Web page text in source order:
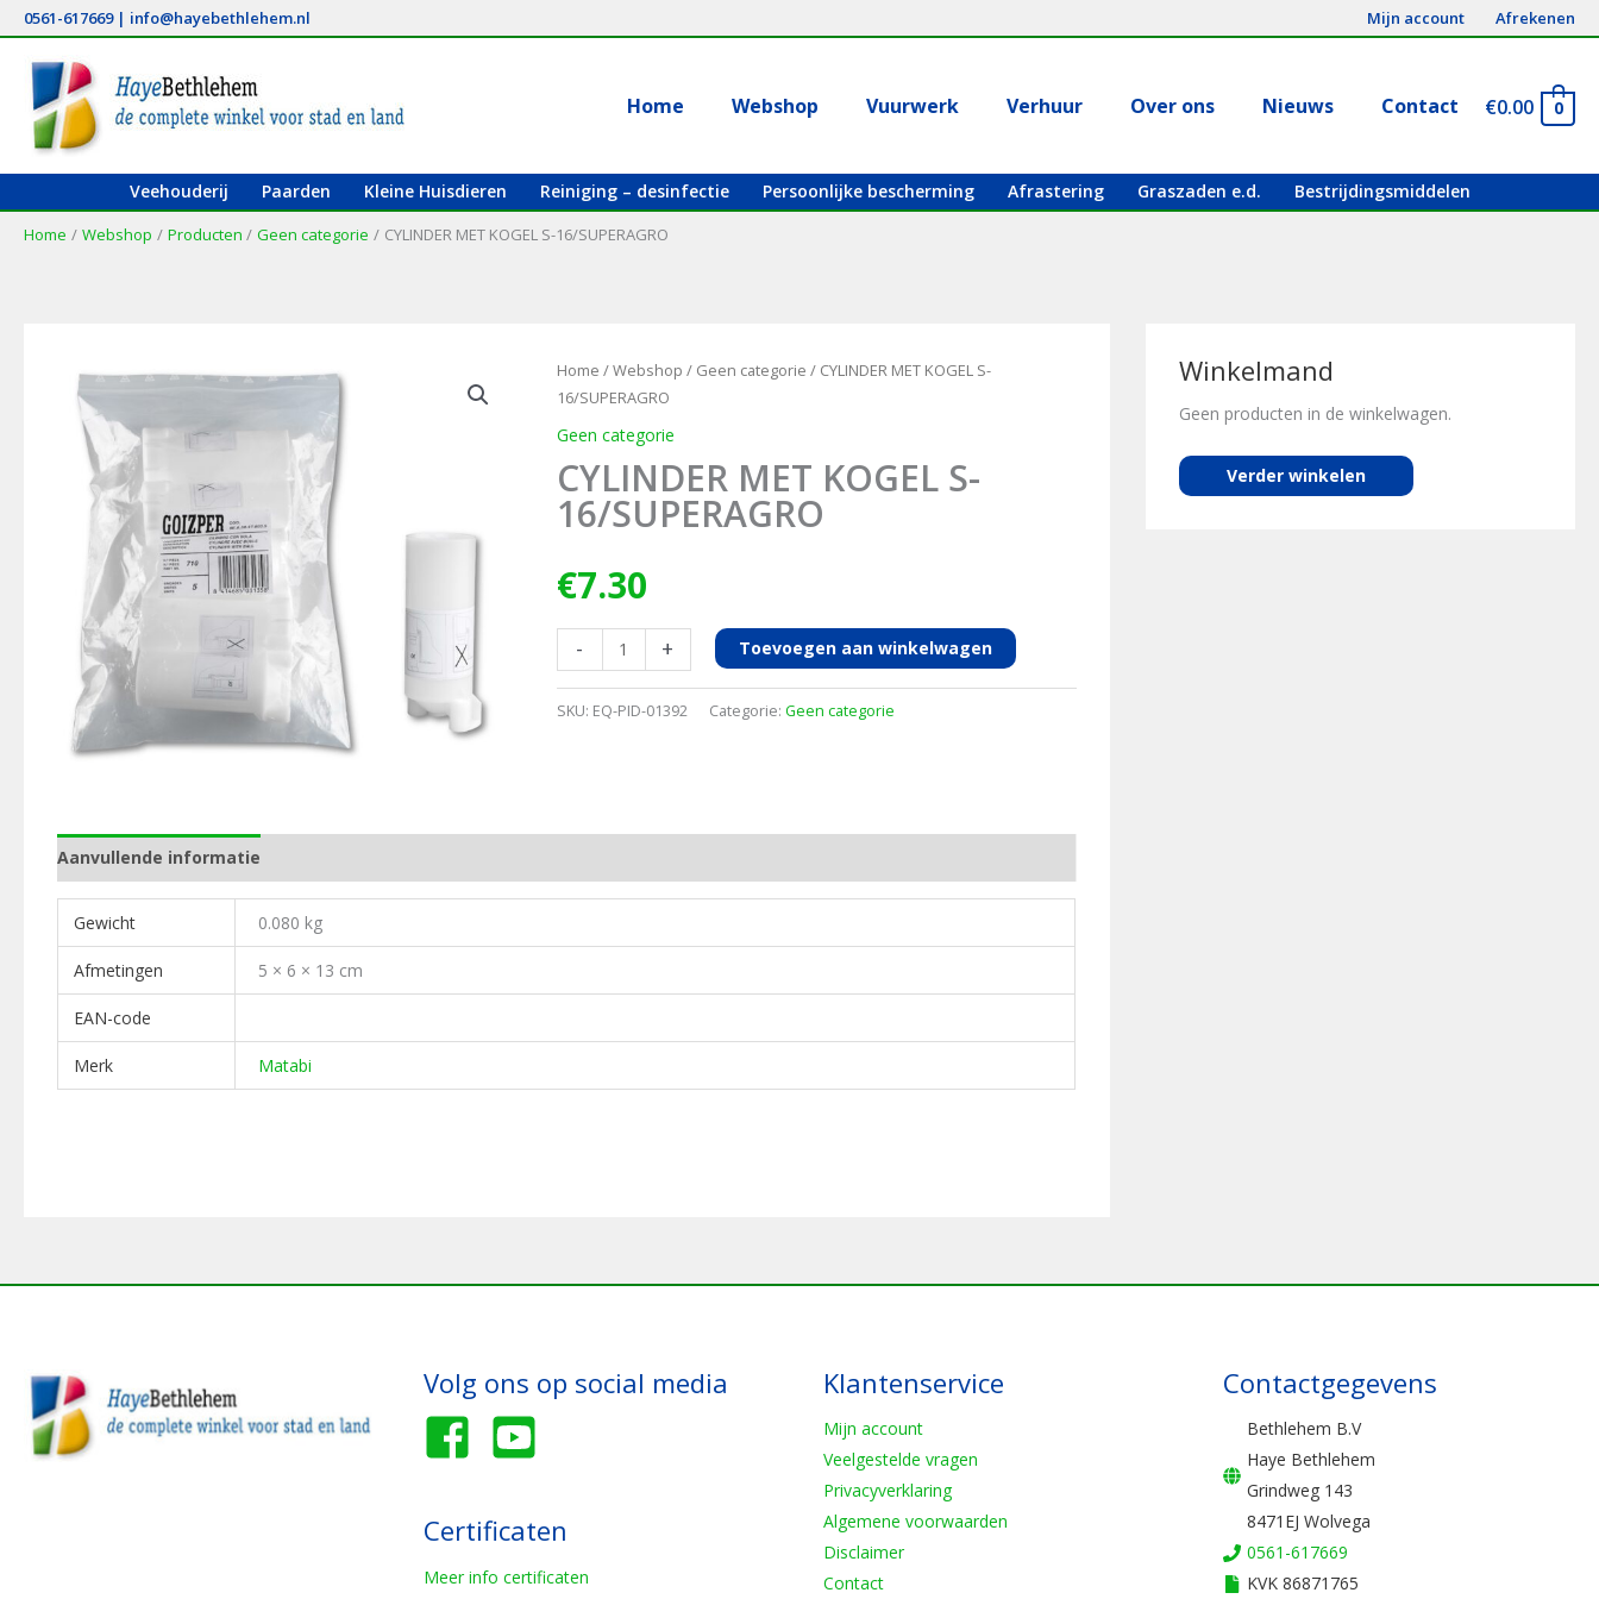
naar
inhoud
0561-617669| info@hayebethlehem.nl Mijn account Afrekenen
Home Webshop Vuurwerk Verhuur Over ons Nieuws Contact €0.00 0
Veehouderij Paarden Kleine Huisdieren Reiniging – desinfectie Persoonlijke bescherming Afrastering Graszaden e.d. Bestrijdingsmiddelen
Home Webshop Producten Geen categorie CYLINDER MET KOGEL S-16/SUPERAGRO
Home /Webshop / Geen categorie / CYLINDER MET KOGEL S-
16/SUPERAGRO
Geen categorie
CYLINDER MET KOGEL S-
16/SUPERAGRO
€7.30
-
CYLINDER
MET
KOGEL
+ Toevoegen aan winkelwagen
SKU: EQ-PID-01392 Categorie: Geen categorie
Aanvullende informatie
Gewicht 0.080 kg
Afmetingen 5 × 6 × 13 cm
EAN-code
Merk Matabi
Winkelmand
Geen producten in de winkelwagen.
Verder winkelen
Volg ons op social media
Certificaten
Meer info certificaten
Klantenservice
Mijn account
Veelgestelde vragen
Privacyverklaring
Algemene voorwaarden
Disclaimer
Contact
Contactgegevens
Bethlehem B.V
Haye Bethlehem
Grindweg 143
8471EJ Wolvega
0561-617669
KVK 86871765